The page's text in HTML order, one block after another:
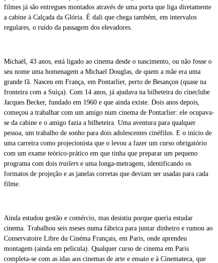
filmes já são entregues montados através de uma porta que liga diretamente
a cabine à Calçada da Glória. É dali que chega também, em intervalos
regulares, o ruído da passagem dos elevadores.
Michaël, 43 anos, está ligado ao cinema desde o nascimento, ou não fosse o
seu nome uma homenagem a Michael Douglas, de quem a mãe era uma
grande fã. Nasceu em França, em Pontarlier, perto de Besançon (quase na
fronteira com a Suíça). Com 14 anos, já ajudava na bilheteira do cineclube
Jacques Becker, fundado em 1960 e que ainda existe. Dois anos depois,
começou a trabalhar com um amigo num cinema de Pontarlier: ele ocupava-
se da cabine e o amigo fazia a bilheteira. Uma aventura para qualquer
pessoa, um trabalho de sonho para dois adolescentes cinéfilos. E o início de
uma carreira como projecionista que o levou a fazer um curso obrigatório
com um exame teórico-prático em que tinha que preparar um pequeno
programa com dois trailers e uma longa-metragem, identificando os
formatos de projeção e as janelas corretas que deviam ser usadas para cada
filme.
Ainda estudou gestão e comércio, mas desistiu porque queria estudar
cinema. Trabalhou seis meses numa fábrica para juntar dinheiro e rumou ao
Conservatoire Libre du Cinéma Français, em Paris, onde aprendeu
montagem (ainda em película). Qualquer curso de cinema em Paris
completa-se com as idas aos cinemas de arte e ensaio e à Cinemateca, que